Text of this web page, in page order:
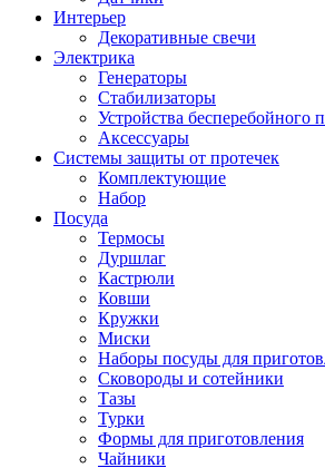
Интерьер
Декоративные свечи
Электрика
Генераторы
Стабилизаторы
Устройства бесперебойного
Аксессуары
Системы защиты от протечек
Комплектующие
Набор
Посуда
Термосы
Дуршлаг
Кастрюли
Ковши
Кружки
Миски
Наборы посуды для
Сковороды и сотейники
Тазы
Турки
Формы для приготовления
Чайники